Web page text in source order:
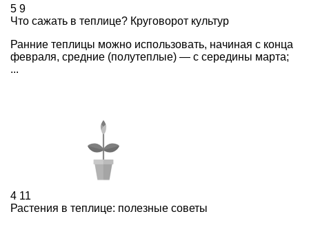
5 9
Что сажать в теплице? Круговорот культур
Ранние теплицы можно использовать, начиная с конца
февраля, средние (полутеплые) — с середины марта;
...
4 11
Растения в теплице: полезные советы